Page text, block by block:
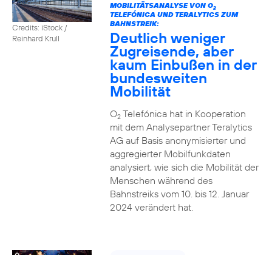
Credits: iStock /
Reinhard Krull
MOBILITÄTSANALYSE VON O2
TELEFÓNICA UND TERALYTICS ZUM
BAHNSTREIK:
Deutlich weniger
Zugreisende, aber
kaum Einbußen in der
bundesweiten
Mobilität
O2Telefónica hat in Kooperation
mit dem Analysepartner Teralytics
AG auf Basis anonymisierter und
aggregierter Mobilfunkdaten
analysiert, wie sich die Mobilität der
Menschen während des
Bahnstreiks vom 10. bis 12. Januar
2024 verändert hat.